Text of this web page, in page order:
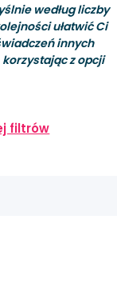
według liczby
ułatwić Ci
innych
z opcji
filtrów